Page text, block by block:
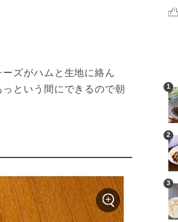
ズがハムと生地に絡ん
という間にできるので朝
1
2
3